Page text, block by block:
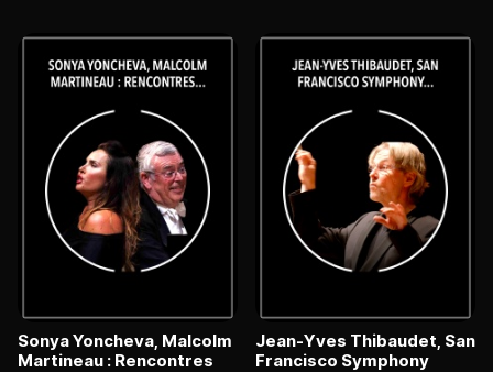
Sonya Yoncheva, Malcolm
Martineau : Rencontres
Jean-Yves Thibaudet, San
Francisco Symphony